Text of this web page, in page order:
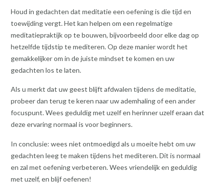
Houd in gedachten dat meditatie een oefening is die tijd en
toewijding vergt. Het kan helpen om een regelmatige
meditatiepraktijk op te bouwen, bijvoorbeeld door elke dag op
hetzelfde tijdstip te mediteren. Op deze manier wordt het
gemakkelijker om in de juiste mindset te komen en uw
gedachten los te laten.
Als u merkt dat uw geest blijft afdwalen tijdens de meditatie,
probeer dan terug te keren naar uw ademhaling of een ander
focuspunt. Wees geduldig met uzelf en herinner uzelf eraan dat
deze ervaring normaal is voor beginners.
In conclusie: wees niet ontmoedigd als u moeite hebt om uw
gedachten leeg te maken tijdens het mediteren. Dit is normaal
en zal met oefening verbeteren. Wees vriendelijk en geduldig
met uzelf, en blijf oefenen!